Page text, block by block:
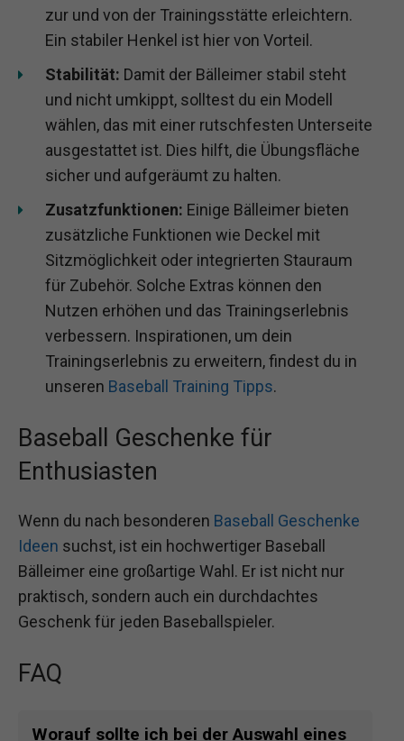
zur und von der Trainingsstätte erleichtern.
Ein stabiler Henkel ist hier von Vorteil.
Stabilität: Damit der Bälleimer stabil steht
und nicht umkippt, solltest du ein Modell
wählen, das mit einer rutschfesten Unterseite
ausgestattet ist. Dies hilft, die Übungsfläche
sicher und aufgeräumt zu halten.
Zusatzfunktionen: Einige Bälleimer bieten
zusätzliche Funktionen wie Deckel mit
Sitzmöglichkeit oder integrierten Stauraum
für Zubehör. Solche Extras können den
Nutzen erhöhen und das Trainingserlebnis
verbessern. Inspirationen, um dein
Trainingserlebnis zu erweitern, findest du in
unseren Baseball Training Tipps.
Baseball Geschenke für
Enthusiasten
Wenn du nach besonderen Baseball Geschenke
Ideen suchst, ist ein hochwertiger Baseball
Bälleimer eine großartige Wahl. Er ist nicht nur
praktisch, sondern auch ein durchdachtes
Geschenk für jeden Baseballspieler.
FAQ
Worauf sollte ich bei der Auswahl eines